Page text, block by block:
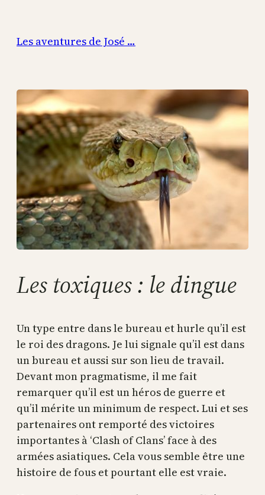
contenu
Les aventures de José …
Les toxiques : le dingue
Un type entre dans le bureau et hurle qu’il est
le roi des dragons. Je lui signale qu’il est dans
un bureau et aussi sur son lieu de travail.
Devant mon pragmatisme, il me fait
remarquer qu’il est un héros de guerre et
qu’il mérite un minimum de respect. Lui et ses
partenaires ont remporté des victoires
importantes à ‘Clash of Clans’ face à des
armées asiatiques. Cela vous semble être une
histoire de fous et pourtant elle est vraie.